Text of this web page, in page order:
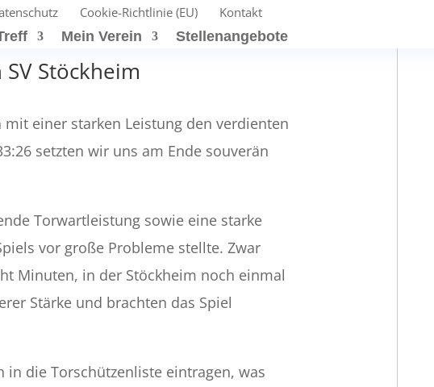
Cookie-Richtlinie (EU)
Kontakt
Mein Verein Stellenangebote
Stöckheim
einer starken Leistung den verdienten
setzten wir uns am Ende souverän
Torwartleistung sowie eine starke
vor große Probleme stellte. Zwar
Minuten, in der Stöckheim noch einmal
Stärke und brachten das Spiel
die Torschützenliste eintragen, was